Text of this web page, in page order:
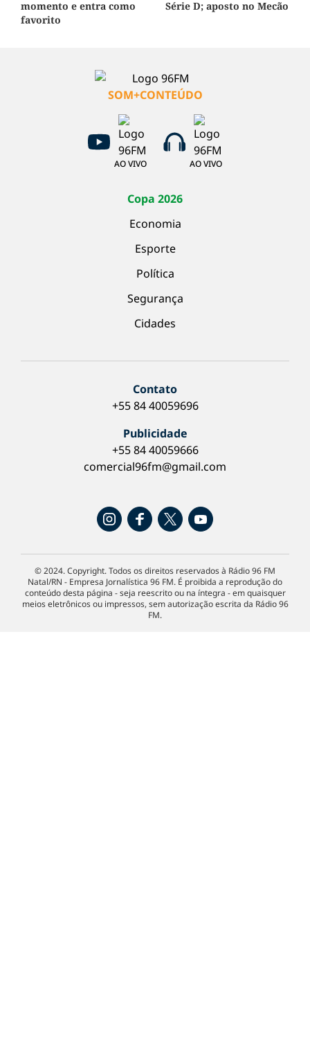
momento e entra como
favorito
Série D; aposto no Mecão
SOM+CONTEÚDO
AO VIVO AO VIVO
Copa 2026
Economia
Esporte
Política
Segurança
Cidades
Contato
+55 84 40059696
Publicidade
+55 84 40059666
comercial96fm@gmail.com
© 2024. Copyright. Todos os direitos reservados à Rádio 96 FM
Natal/RN - Empresa Jornalística 96 FM. É proibida a reprodução do
conteúdo desta página - seja reescrito ou na íntegra - em quaisquer
meios eletrônicos ou impressos, sem autorização escrita da Rádio 96
FM.